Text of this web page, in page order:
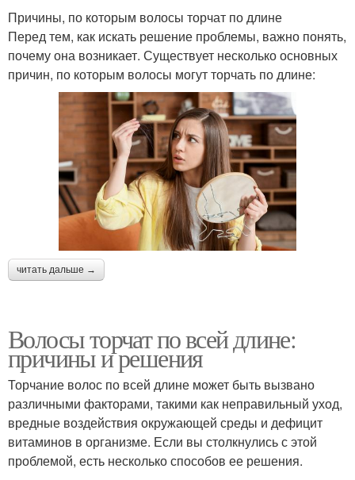
Причины, по которым волосы торчат по длине
Перед тем, как искать решение проблемы, важно понять,
почему она возникает. Существует несколько основных
причин, по которым волосы могут торчать по длине:
читать дальше →
Волосы торчат по всей длине:
причины и решения
Торчание волос по всей длине может быть вызвано
различными факторами, такими как неправильный уход,
вредные воздействия окружающей среды и дефицит
витаминов в организме. Если вы столкнулись с этой
проблемой, есть несколько способов ее решения.